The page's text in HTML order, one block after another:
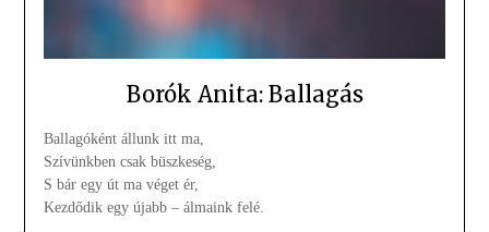
Borók Anita: Ballagás
Ballagóként állunk itt ma,
Szívünkben csak büszkeség,
S bár egy út ma véget ér,
Kezdődik egy újabb – álmaink felé.